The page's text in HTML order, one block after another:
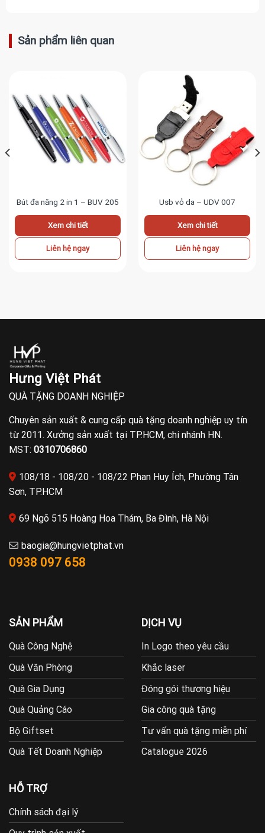
Sản phẩm liên quan
Bút đa năng 2 in 1 – BUV 205
Xem chi tiết
Liên hệ ngay
Usb vỏ da – UDV 007
Xem chi tiết
Liên hệ ngay
Hưng Việt Phát
QUÀ TẶNG DOANH NGHIỆP
Chuyên sản xuất & cung cấp quà tặng doanh nghiệp uy tín
từ 2011. Xưởng sản xuất tại TP.HCM, chi nhánh HN.
MST: 0310706860
108/18 - 108/20 - 108/22 Phan Huy Ích, Phường Tân
Sơn, TP.HCM
69 Ngõ 515 Hoàng Hoa Thám, Ba Đình, Hà Nội
baogia@hungvietphat.vn
0938 097 658
SẢN PHẨM
Quà Công Nghệ
Quà Văn Phòng
Quà Gia Dụng
Quà Quảng Cáo
Bộ Giftset
Quà Tết Doanh Nghiệp
DỊCH VỤ
In Logo theo yêu cầu
Khắc laser
Đóng gói thương hiệu
Gia công quà tặng
Tư vấn quà tặng miễn phí
Catalogue 2026
HỖ TRỢ
Chính sách đại lý